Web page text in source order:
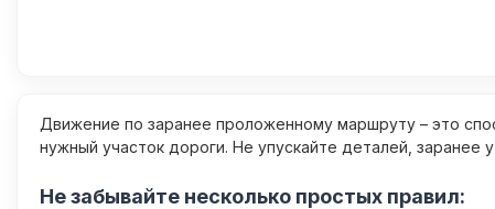
Движение по заранее проложенному маршруту – это
нужный участок дороги. Не упускайте деталей,
Не забывайте несколько простых правил: